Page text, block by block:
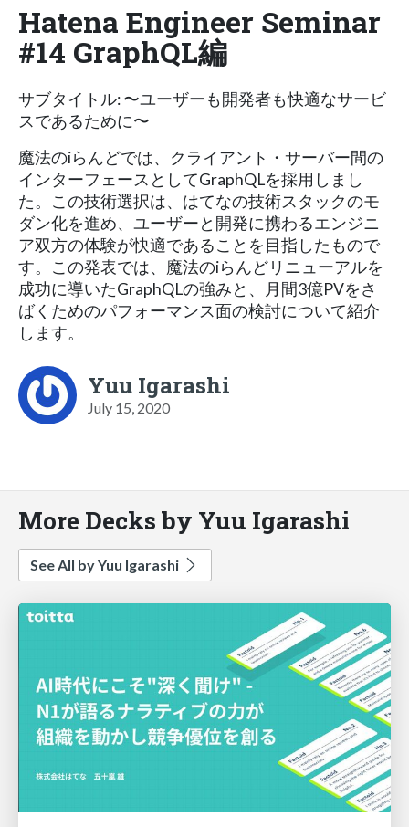
Hatena Engineer Seminar
#14 GraphQL編
サブタイトル: 〜ユーザーも開発者も快適なサービ
スであるために〜
魔法のiらんどでは、クライアント・サーバー間の
インターフェースとしてGraphQLを採用しまし
た。この技術選択は、はてなの技術スタックのモ
ダン化を進め、ユーザーと開発に携わるエンジニ
ア双方の体験が快適であることを目指したもので
す。この発表では、魔法のiらんどリニューアルを
成功に導いたGraphQLの強みと、月間3億PVをさ
ばくためのパフォーマンス面の検討について紹介
します。
Yuu Igarashi
July 15, 2020
More Decks by Yuu Igarashi
See All by Yuu Igarashi